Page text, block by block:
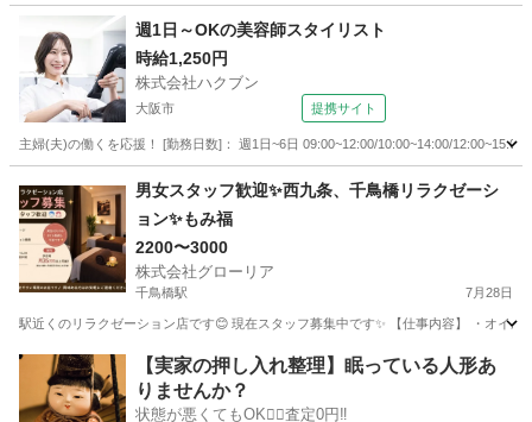
大阪市 野江駅 美容 スタッフ
週1日～OKの美容師スタイリスト
時給1,250円
株式会社ハクブン
大阪市 提携サイト
主婦(夫)の働くを応援！ [勤務日数]： 週1日~6日 09:00~12:00/10:00~14:00/
美容師
男女スタッフ歓迎✨西九条、千鳥橋リラクゼーシ
ョン✨もみ福
2200〜3000
株式会社グローリア
千鳥橋駅 7月28日
駅近くのリラクゼーション店です😊 現在スタッフ募集中です✨ 【仕事内容】 ・オイ
大阪 大阪市 千鳥橋駅 リラクゼーション スタッフ
【実家の押し入れ整理】眠っている人形あ
りませんか？
状態が悪くてもOK🙆‍♀️査定0円‼️